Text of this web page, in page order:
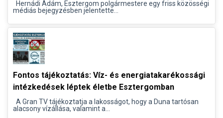
Hernádi Ádám, Esztergom polgármestere egy friss közösségi
médiás bejegyzésben jelentette...
Fontos tájékoztatás: Víz- és energiatakarékossági
intézkedések léptek életbe Esztergomban
A Gran TV tájékoztatja a lakosságot, hogy a Duna tartósan
alacsony vízállása, valamint a...